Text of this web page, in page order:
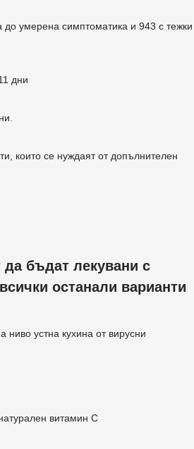
до умерена симптоматика и 943 с тежки
дни
които се нуждаят от допълнителен
да бъдат лекувани с
останали варианти
ниво устна кухина от вирусни
витамин С